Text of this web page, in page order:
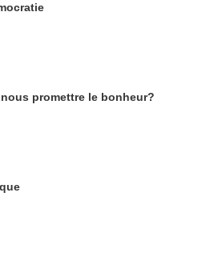
promettre le bonheur?